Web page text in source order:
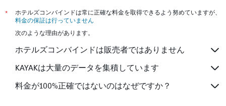
*
ホテルズコンバインドは常に正確な料金を取得できるよう努めていますが、
料金の保証は行っていません
次のような理由があります。
ホテルズコンバインドは販売者ではありません
KAYAKは大量のデータを集積しています
料金が100%正確ではないのはなぜですか？